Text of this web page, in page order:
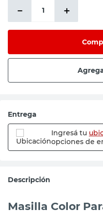
＋
－
Entrega
Ingresá tu
opciones de